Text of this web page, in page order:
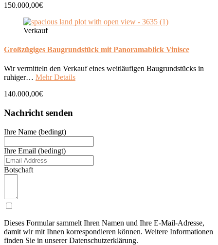
150.000,00€
Verkauf
Großzügiges Baugrundstück mit Panoramablick Vinisce
Wir vermitteln den Verkauf eines weitläufigen Baugrundstücks in
ruhiger… Mehr Details
140.000,00€
Nachricht senden
Ihre Name (bedingt)
Ihre Email (bedingt)
Botschaft
Dieses Formular sammelt Ihren Namen und Ihre E-Mail-Adresse,
damit wir mit Ihnen korrespondieren können. Weitere Informationen
finden Sie in unserer Datenschutzerklärung.